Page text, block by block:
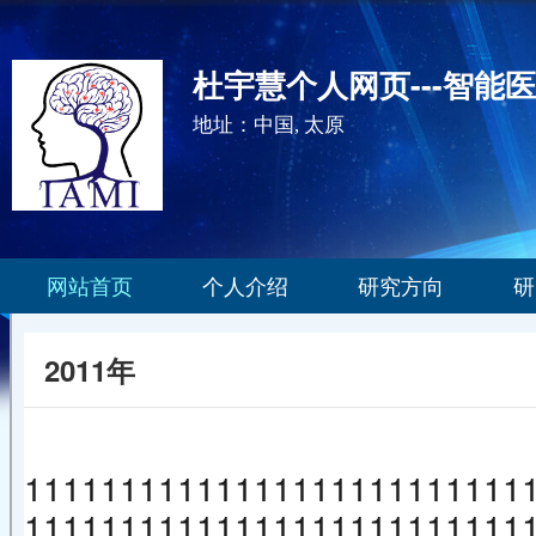
杜宇慧个人网页---智能
地址：中国, 太原
网站首页 个人介绍 研究方向
2011年